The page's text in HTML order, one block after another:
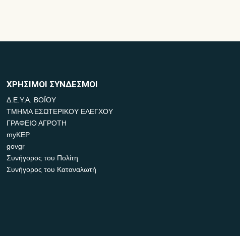
ΧΡΗΣΙΜΟΙ ΣΥΝΔΕΣΜΟΙ
Δ.Ε.Υ.Α. ΒΟΪΟΥ
ΤΜΗΜΑ ΕΣΩΤΕΡΙΚΟΥ ΕΛΕΓΧΟΥ
ΓΡΑΦΕΙΟ ΑΓΡΟΤΗ
myKEP
govgr
Συνήγορος του Πολίτη
Συνήγορος του Καταναλωτή